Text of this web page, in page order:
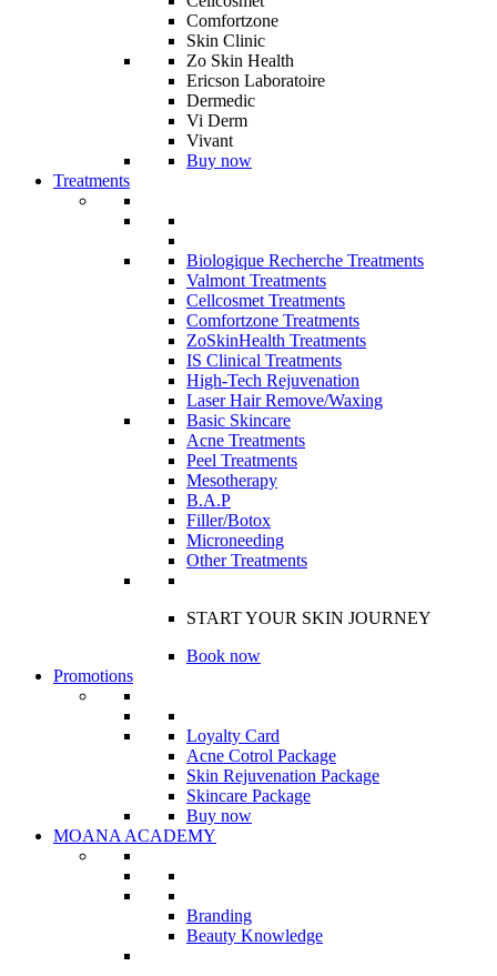
Comfortzone
Skin Clinic
Zo Skin Health
Ericson Laboratoire
Dermedic
Vi Derm
Vivant
Buy now
Treatments
Biologique Recherche Treatments
Valmont Treatments
Cellcosmet Treatments
Comfortzone Treatments
ZoSkinHealth Treatments
IS Clinical Treatments
High-Tech Rejuvenation
Laser Hair Remove/Waxing
Basic Skincare
Acne Treatments
Peel Treatments
Mesotherapy
B.A.P
Filler/Botox
Microneeding
Other Treatments
START YOUR SKIN JOURNEY
Book now
Promotions
Loyalty Card
Acne Cotrol Package
Skin Rejuvenation Package
Skincare Package
Buy now
MOANA ACADEMY
Branding
Beauty Knowledge